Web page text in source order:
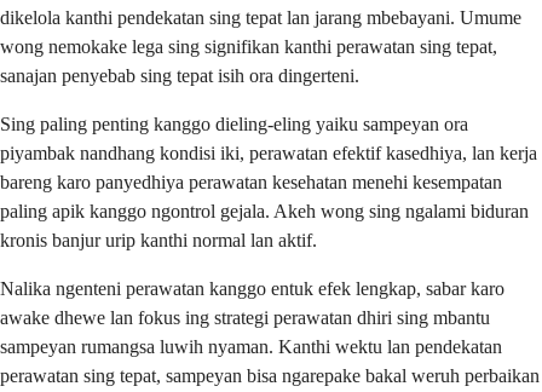
dikelola kanthi pendekatan sing tepat lan jarang mbebayani. Umume
wong nemokake lega sing signifikan kanthi perawatan sing tepat,
sanajan penyebab sing tepat isih ora dingerteni.
Sing paling penting kanggo dieling-eling yaiku sampeyan ora
piyambak nandhang kondisi iki, perawatan efektif kasedhiya, lan kerja
bareng karo panyedhiya perawatan kesehatan menehi kesempatan
paling apik kanggo ngontrol gejala. Akeh wong sing ngalami biduran
kronis banjur urip kanthi normal lan aktif.
Nalika ngenteni perawatan kanggo entuk efek lengkap, sabar karo
awake dhewe lan fokus ing strategi perawatan dhiri sing mbantu
sampeyan rumangsa luwih nyaman. Kanthi wektu lan pendekatan
perawatan sing tepat, sampeyan bisa ngarepake bakal weruh perbaikan